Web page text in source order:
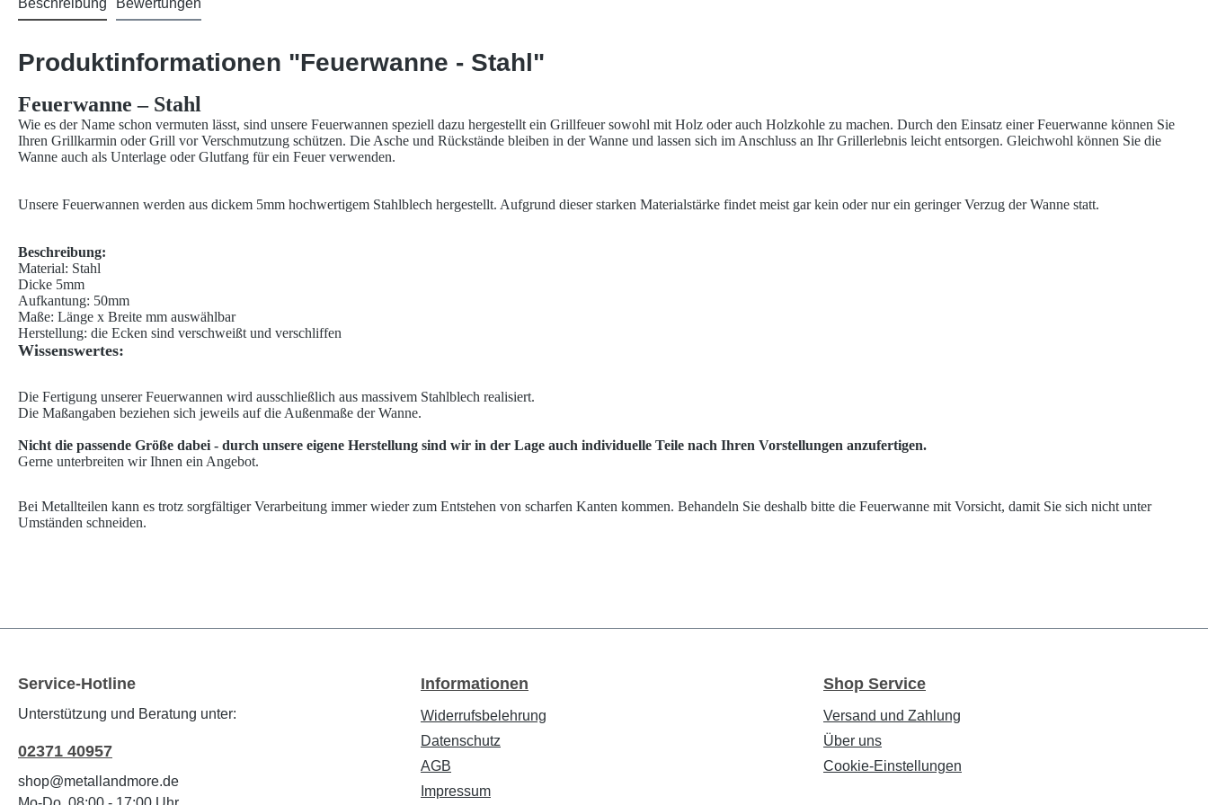
Beschreibung Bewertungen
Produktinformationen "Feuerwanne - Stahl"
Feuerwanne – Stahl
Wie es der Name schon vermuten lässt, sind unsere Feuerwannen speziell dazu hergestellt ein Grillfeuer sowohl mit Holz oder auch Holzkohle zu machen. Durch den Einsatz einer Feuerwanne können Sie
Ihren Grillkarmin oder Grill vor Verschmutzung schützen. Die Asche und Rückstände bleiben in der Wanne und lassen sich im Anschluss an Ihr Grillerlebnis leicht entsorgen. Gleichwohl können Sie die
Wanne auch als Unterlage oder Glutfang für ein Feuer verwenden.
Unsere Feuerwannen werden aus dickem 5mm hochwertigem Stahlblech hergestellt. Aufgrund dieser starken Materialstärke findet meist gar kein oder nur ein geringer Verzug der Wanne statt.
Beschreibung:
Material: Stahl
Dicke 5mm
Aufkantung: 50mm
Maße: Länge x Breite mm auswählbar
Herstellung: die Ecken sind verschweißt und verschliffen
Wissenswertes:
Die Fertigung unserer Feuerwannen wird ausschließlich aus massivem Stahlblech realisiert.
Die Maßangaben beziehen sich jeweils auf die Außenmaße der Wanne.
Nicht die passende Größe dabei - durch unsere eigene Herstellung sind wir in der Lage auch individuelle Teile nach Ihren Vorstellungen anzufertigen.
Gerne unterbreiten wir Ihnen ein Angebot.
Bei Metallteilen kann es trotz sorgfältiger Verarbeitung immer wieder zum Entstehen von scharfen Kanten kommen. Behandeln Sie deshalb bitte die Feuerwanne mit Vorsicht, damit Sie sich nicht unter
Umständen schneiden.
Service-Hotline
Unterstützung und Beratung unter:
02371 40957
shop@metallandmore.de
Informationen
Widerrufsbelehrung
Datenschutz
AGB
Impressum
Shop Service
Versand und Zahlung
Über uns
Cookie-Einstellungen